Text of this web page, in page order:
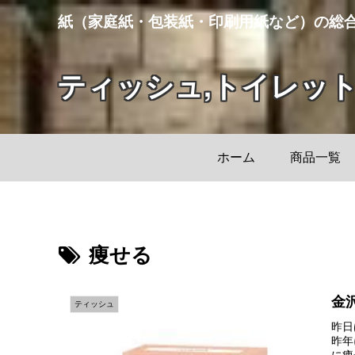
紙（家庭紙・包装紙・印刷用紙など）の総
ティッシュ,トイレッ
ホーム 商品一覧
痩せる
ティッシュ 金
昨
昨